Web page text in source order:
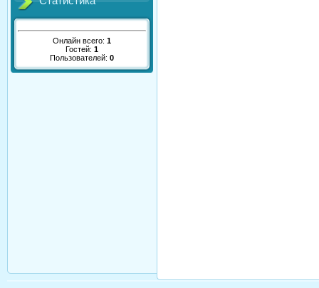
Онлайн всего: 1
Гостей: 1
Пользователей: 0